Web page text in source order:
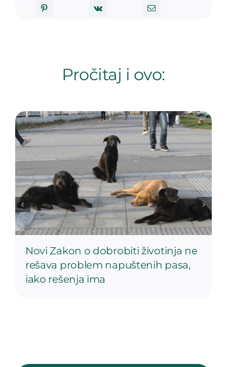
Pročitaj i ovo:
Novi Zakon o dobrobiti životinja ne
rešava problem napuštenih pasa,
iako rešenja ima